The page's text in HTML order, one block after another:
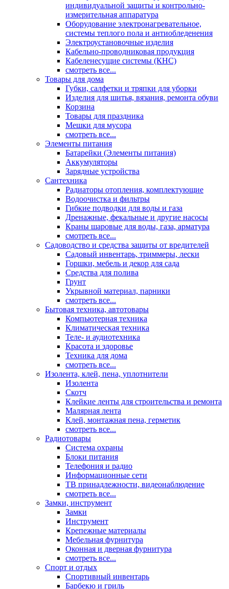
индивидуальной защиты и контрольно-
измерительная аппаратура
Оборудование электронагревательное,
системы теплого пола и антиобледенения
Электроустановочные изделия
Кабельно-проводниковая продукция
Кабеленесущие системы (КНС)
смотреть все...
Товары для дома
Губки, салфетки и тряпки для уборки
Изделия для шитья, вязания, ремонта обуви
Корзина
Товары для праздника
Мешки для мусора
смотреть все...
Элементы питания
Батарейки (Элементы питания)
Аккумуляторы
Зарядные устройства
Сантехника
Радиаторы отопления, комплектующие
Водоочистка и фильтры
Гибкие подводки для воды и газа
Дренажные, фекальные и другие насосы
Краны шаровые для воды, газа, арматура
смотреть все...
Садоводство и средства защиты от вредителей
Садовый инвентарь, триммеры, лески
Горшки, мебель и декор для сада
Средства для полива
Грунт
Укрывной материал, парники
смотреть все...
Бытовая техника, автотовары
Компьютерная техника
Климатическая техника
Теле- и аудиотехника
Красота и здоровье
Техника для дома
смотреть все...
Изолента, клей, пена, уплотнители
Изолента
Скотч
Клейкие ленты для строительства и ремонта
Малярная лента
Клей, монтажная пена, герметик
смотреть все...
Радиотовары
Система охраны
Блоки питания
Телефония и радио
Информационные сети
ТВ принадлежности, видеонаблюдение
смотреть все...
Замки, инструмент
Замки
Инструмент
Крепежные материалы
Мебельная фурнитура
Оконная и дверная фурнитура
смотреть все...
Спорт и отдых
Спортивный инвентарь
Барбекю и гриль